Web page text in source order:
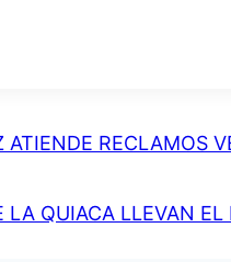
RECLAMOS
LA QUIACA LLEVAN